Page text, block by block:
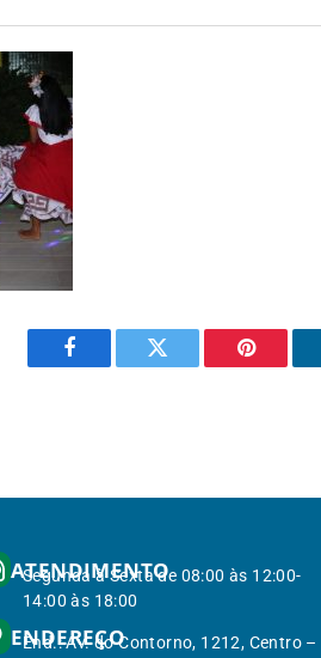
Facebook Twitter Pinterest
ATENDIMENTO
Segunda à Sexta de 08:00 às 12:00-
14:00 às 18:00
ENDEREÇO
End.: Av. do Contorno, 1212, Centro –